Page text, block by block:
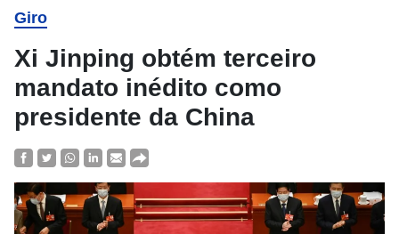
Giro
Xi Jinping obtém terceiro
mandato inédito como
presidente da China